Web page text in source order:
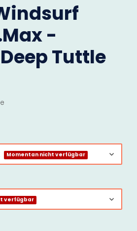
-
Tuttle
Momentan nicht verfügbar
verfügbar